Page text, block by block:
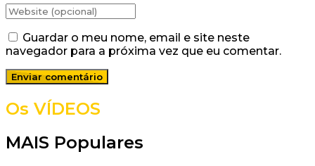
Guardar o meu nome, email e site neste
navegador para a próxima vez que eu comentar.
Os VÍDEOS
MAIS Populares